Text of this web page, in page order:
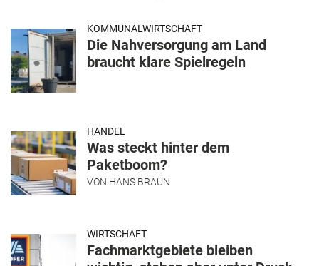
KOMMUNALWIRTSCHAFT
Die Nahversorgung am Land
braucht klare Spielregeln
HANDEL
Was steckt hinter dem
Paketboom?
VON HANS BRAUN
WIRTSCHAFT
Fachmarktgebiete bleiben